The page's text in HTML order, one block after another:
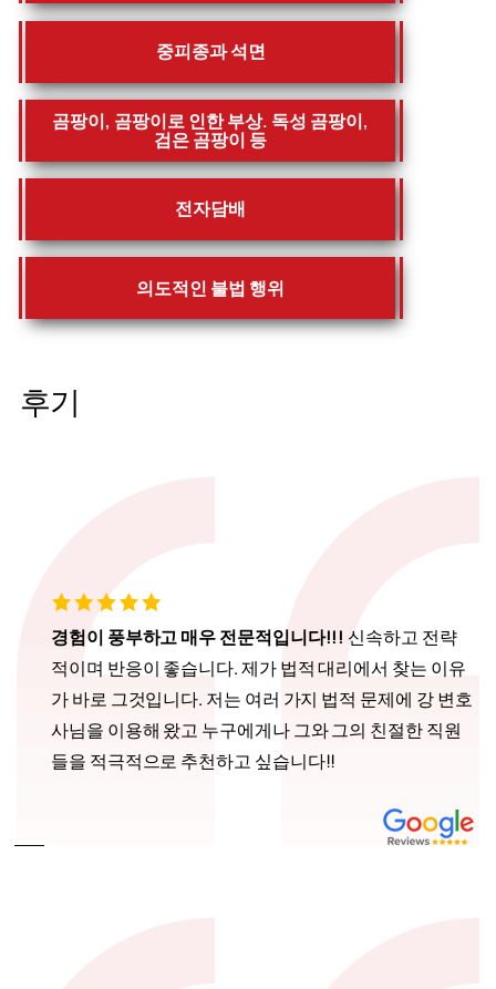
중피종과 석면
곰팡이, 곰팡이로 인한 부상. 독성 곰팡이,
검은 곰팡이 등
전자담배
의도적인 불법 행위
후기
경험이 풍부하고 매우 전문적입니다!!! 신속하고 전략
적이며 반응이 좋습니다. 제가 법적 대리에서 찾는 이유
가 바로 그것입니다. 저는 여러 가지 법적 문제에 강 변호
사님을 이용해 왔고 누구에게나 그와 그의 친절한 직원
들을 적극적으로 추천하고 싶습니다!!